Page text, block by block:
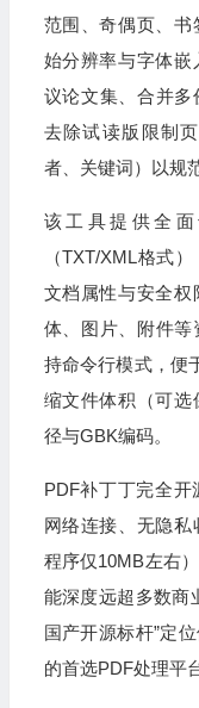
范围、奇偶页、
始分辨率与字体嵌
议论文集、合并多
去除试读版限制
者、关键词）以规
该工具提供全
（TXT/XML格式
文档属性与安全
体、图片、附件等
持命令行模式，便
缩文件体积（可选
径与GBK编码。
PDF补丁丁完全
网络连接、无隐
程序仅10MB左右
能深度远超多数商
国产开源标杆”定
的首选PDF处理平台